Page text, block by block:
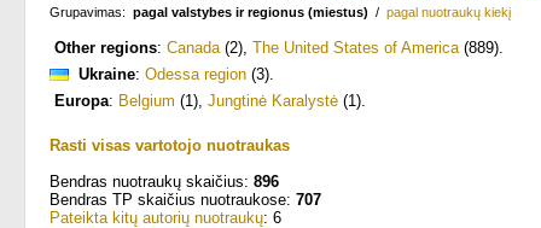
Grupavimas: pagal valstybes ir regionus (miestus) / pagal nuotraukų kiekį
Other regions: Canada(2), The United States of America(889).
Ukraine: Odessa region (3).
Europa: Belgium (1), Jungtinė Karalystė (1).
Rasti visas vartotojo nuotraukas
Bendras nuotraukų skaičius: 896
Bendras TP skaičius nuotraukose: 707
Pateikta kitų autorių nuotraukų: 6